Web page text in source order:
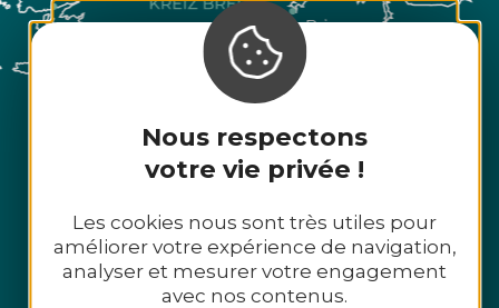
Nous respectons
votre vie privée !
Les cookies nous sont très utiles pour
améliorer votre expérience de navigation,
analyser et mesurer votre engagement
avec nos contenus.